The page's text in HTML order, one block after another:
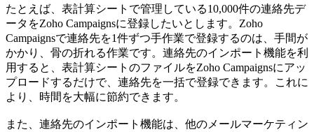
たとえば、表計算シートで管理している10,000件の連絡先デ
ータをZoho Campaignsに登録したいとします。Zoho
Campaignsで連絡先を1件ずつ手作業で登録するのは、手間が
かかり、骨の折れる作業です。連絡先のインポート機能を利
用すると、表計算シートのファイルをZoho Campaignsにアッ
プロードするだけで、連絡先を一括で登録できます。これに
より、時間を大幅に節約できます。
また、連絡先のインポート機能は、他のメールマーケティン